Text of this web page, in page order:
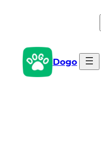
Dogo